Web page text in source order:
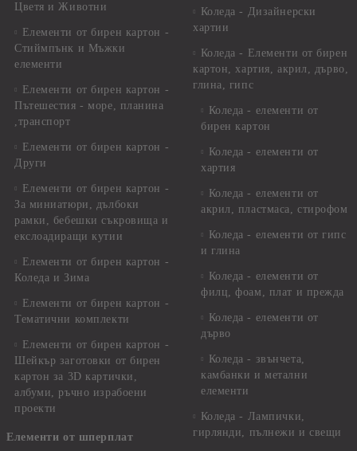
Цветя и Животни
Елементи от бирен картон -
Стиймпънк и Мъжки
елементи
Елементи от бирен картон -
Пътешестия - море, планина
,транспорт
Елементи от бирен картон -
Други
Елементи от бирен картон -
За миниатюри, дълбоки
рамки, бебешки съкровища и
екслоадиращи кутии
Елементи от бирен картон -
Коледа и Зима
Елементи от бирен картон -
Тематични комплекти
Елементи от бирен картон -
Шейкър заготовки от бирен
картон за 3D картички,
албуми, ръчно израбоени
проекти
Елементи от шперплат
Коледа - Дизайнерски
хартии
Коледа - Eлементи от бирен
картон, хартия, акрил, дърво,
глина, гипс
Коледа - елементи от
бирен картон
Коледа - елементи от
хартия
Коледа - елементи от
акрил, пластмаса, стирофом
Коледа - елементи от гипс
и глина
Коледа - елементи от
филц, фоам, плат и прежда
Коледа - елементи от
дърво
Коледа - звънчета,
камбанки и метални
елементи
Коледа - Лампички,
гирлянди, пълнежи и свещи